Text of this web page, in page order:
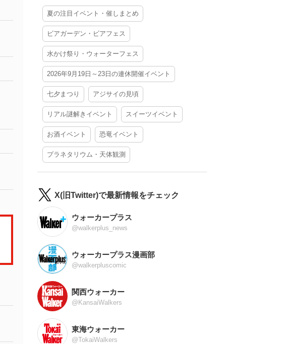
夏の注目イベント・催しまとめ
ビアガーデン・ビアフェス
水かけ祭り・ウォーターフェス
2026年9月19日～23日の連休開催イベント
七夕まつり アジサイの見頃
リアル謎解きイベント スイーツイベント
お酒イベント 恐竜イベント
プラネタリウム・天体観測
X(旧Twitter)で最新情報をチェック
ウォーカープラス
@walkerplus_news
ウォーカープラス漫画部
@walkerpluscomic
関西ウォーカー
@KansaiWalkers
東海ウォーカー
@TokaiWalkers